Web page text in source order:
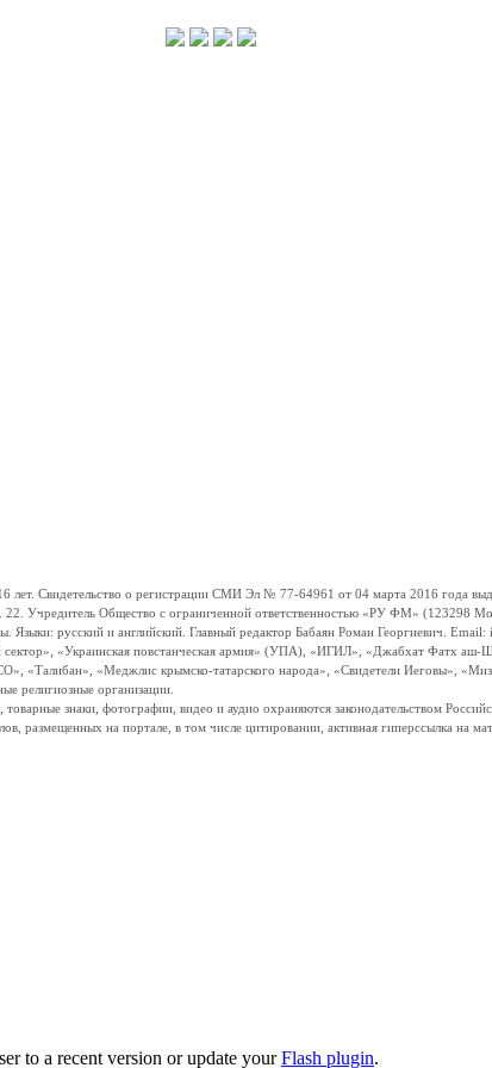
Свидетельство о регистрации СМИ Эл № 77-64961 от 04 марта 2016 года
Учредитель Общество с ограниченной ответственностью «РУ ФМ» (123298
Языки: русский и английский. Главный редактор Бабаян Роман Георгиевич.
сектор», «Украинская повстанческая армия» (УПА), «ИГИЛ», «Джабхат Фатх
«Меджлис крымско-татарского народа», «Свидетели Иеговы»,
религиозные организации.
знаки, фотографии, видео и аудио охраняются законодательством
размещенных на портале, в том числе цитировании, активная гиперссылка на
to a recent version or update yourFlash plugin.